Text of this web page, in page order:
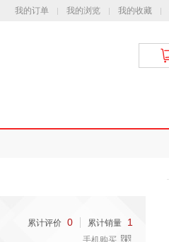
我的订单 我的浏览 我的收藏
累计评价 0 累计销量 1
手机购买